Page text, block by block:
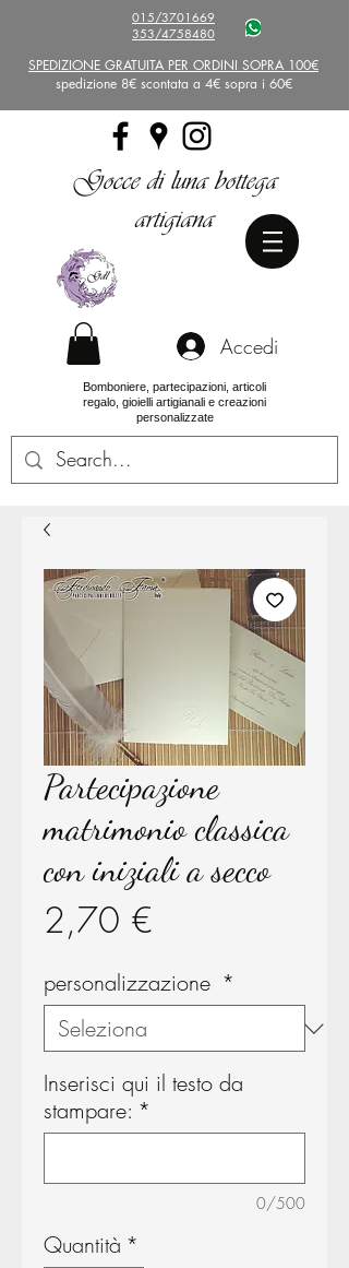
015/3701669
353/4758480
SPEDIZIONE GRATUITA PER ORDINI SOPRA 100€
spedizione 8€ scontata a 4€ sopra i 60€
Gocce di luna bottega
artigiana
Accedi
Bomboniere, partecipazioni, articoli
regalo, gioielli artigianali e creazioni
personalizzate
Partecipazione
matrimonio classica
con iniziali a secco
2,70 €
personalizzazione *
Inserisci qui il testo da
stampare: *
0/500
Quantità *